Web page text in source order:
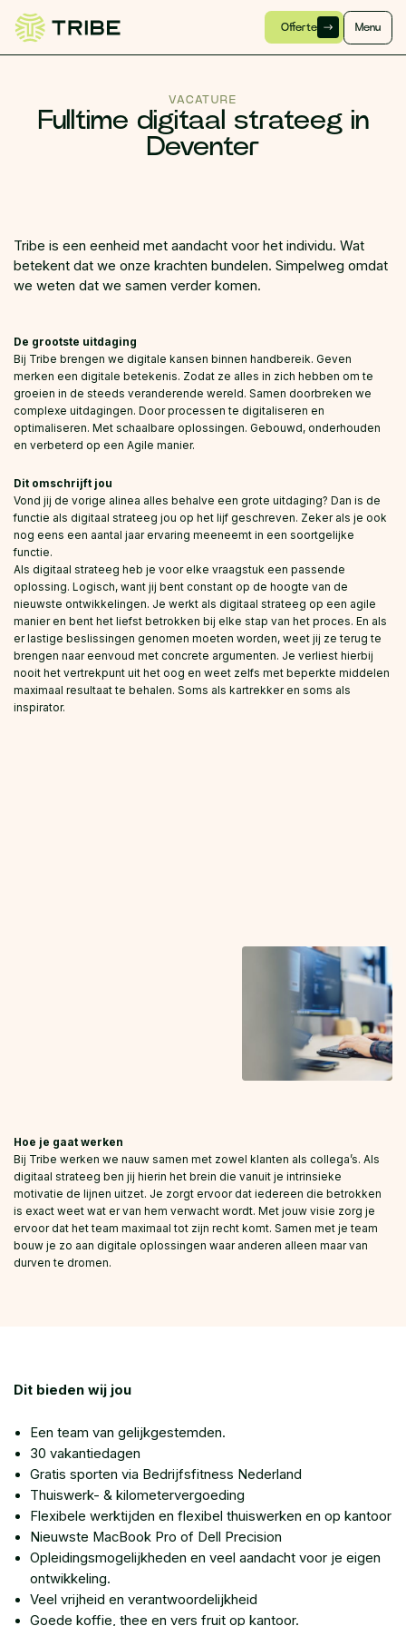
Offerte Menu
VACATURE
Fulltime digitaal strateegin
Deventer
Tribe is een eenheid met aandacht voor het individu. Wat
betekent dat we onze krachten bundelen. Simpelweg omdat
we weten dat we samen verder komen.
De grootste uitdaging
Bij Tribe brengen we digitale kansen binnen handbereik. Geven
merken een digitale betekenis. Zodat ze alles in zich hebben om te
groeien in de steeds veranderende wereld. Samen doorbreken we
complexe uitdagingen. Door processen te digitaliseren en
optimaliseren. Met schaalbare oplossingen. Gebouwd, onderhouden
en verbeterd op een Agile manier.
Dit omschrijft jou
Vond jij de vorige alinea alles behalve een grote uitdaging? Dan is de
functie als digitaal strateeg jou op het lijf geschreven. Zeker als je ook
nog eens een aantal jaar ervaring meeneemt in een soortgelijke
functie.
Als digitaal strateeg heb je voor elke vraagstuk een passende
oplossing. Logisch, want jij bent constant op de hoogte van de
nieuwste ontwikkelingen. Je werkt als digitaal strateeg op een agile
manier en bent het liefst betrokken bij elke stap van het proces. En als
er lastige beslissingen genomen moeten worden, weet jij ze terug te
brengen naar eenvoud met concrete argumenten. Je verliest hierbij
nooit het vertrekpunt uit het oog en weet zelfs met beperkte middelen
maximaal resultaat te behalen. Soms als kartrekker en soms als
inspirator.
Hoe je gaat werken
Bij Tribe werken we nauw samen met zowel klanten als collega’s. Als
digitaal strateeg ben jij hierin het brein die vanuit je intrinsieke
motivatie de lijnen uitzet. Je zorgt ervoor dat iedereen die betrokken
is exact weet wat er van hem verwacht wordt. Met jouw visie zorg je
ervoor dat het team maximaal tot zijn recht komt. Samen met je team
bouw je zo aan digitale oplossingen waar anderen alleen maar van
durven te dromen.
Dit bieden wij jou
Een team van gelijkgestemden.
30 vakantiedagen
Gratis sporten via Bedrijfsfitness Nederland
Thuiswerk- & kilometervergoeding
Flexibele werktijden en flexibel thuiswerken en op kantoor
Nieuwste MacBook Pro of Dell Precision
Opleidingsmogelijkheden en veel aandacht voor je eigen
ontwikkeling.
Veel vrijheid en verantwoordelijkheid
Goede koffie, thee en vers fruit op kantoor.